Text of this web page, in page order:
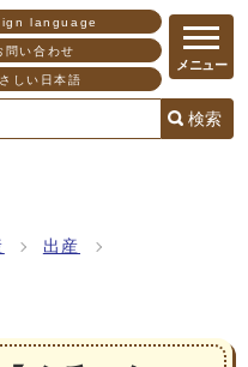
language
問い合わせ
しい日本語
検索
メニュー
出産